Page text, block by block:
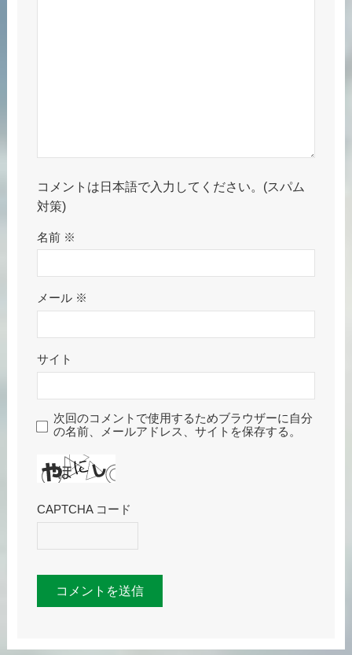
コメントは日本語で入力してください。(スパム
対策)
名前 ※
メール ※
サイト
次回のコメントで使用するためブラウザーに自分
の名前、メールアドレス、サイトを保存する。
CAPTCHA コード